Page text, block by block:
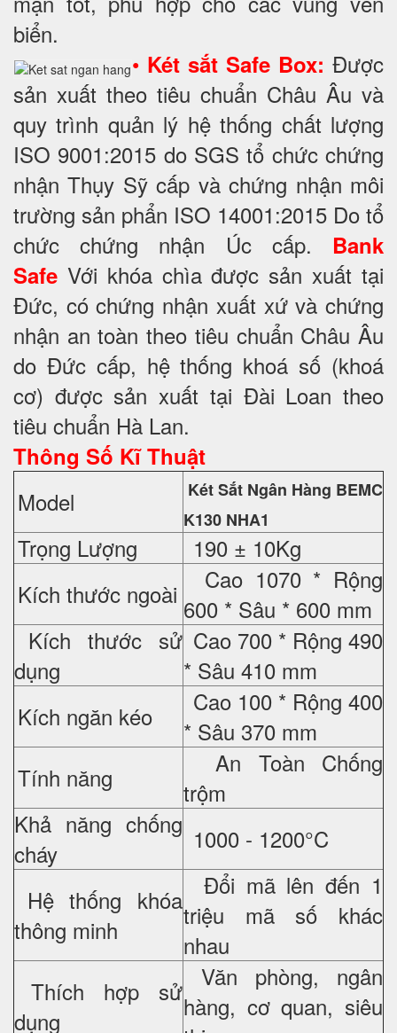
biển.
• Két sắt Safe Box: Được
sản xuất theo tiêu chuẩn Châu Âu và
quy trình quản lý hệ thống chất lượng
ISO 9001:2015 do SGS tổ chức chứng
nhận Thụy Sỹ cấp và chứng nhận môi
trường sản phẩn ISO 14001:2015 Do tổ
chức chứng nhận Úc cấp. Bank
Safe Với khóa chìa được sản xuất tại
Đức, có chứng nhận xuất xứ và chứng
nhận an toàn theo tiêu chuẩn Châu Âu
do Đức cấp, hệ thống khoá số (khoá
cơ) được sản xuất tại Đài Loan theo
tiêu chuẩn Hà Lan.
Thông Số Kĩ Thuật
Model
Két Sắt Ngân Hàng BEMC
K130 NHA1
Trọng Lượng
190 ± 10Kg
Kích thước ngoài
Cao 1070 * Rộng
600 * Sâu * 600 mm
Kích thước sử
dụng
Cao 700 * Rộng 490
* Sâu 410 mm
Kích ngăn kéo
Cao 100 * Rộng 400
* Sâu 370 mm
Tính năng
An Toàn Chống
trộm
Khả năng chống
cháy
1000 - 1200°C
Hệ thống khóa
thông minh
Đổi mã lên đến 1
triệu mã số khác
nhau
Thích hợp sử
dụng
Văn phòng, ngân
hàng, cơ quan, siêu